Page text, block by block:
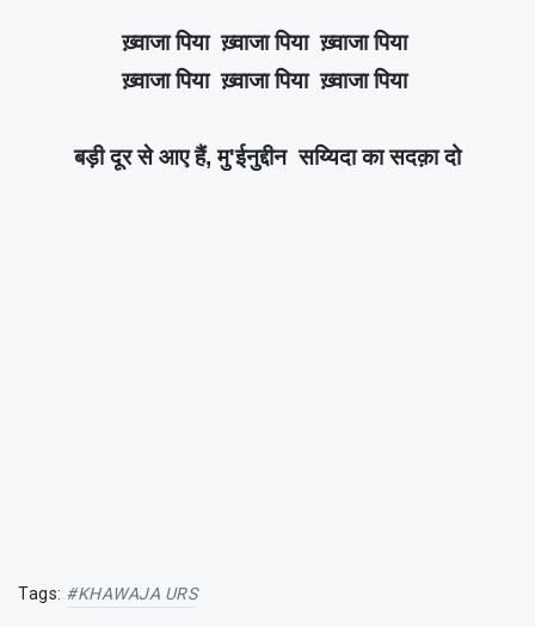
ख़्वाजा पिया ख़्वाजा पिया ख़्वाजा पिया
ख़्वाजा पिया ख़्वाजा पिया ख़्वाजा पिया
बड़ी दूर से आए हैं, मु'ईनुद्दीन सय्यिदा का सदक़ा दो
Tags: #KHAWAJA URS